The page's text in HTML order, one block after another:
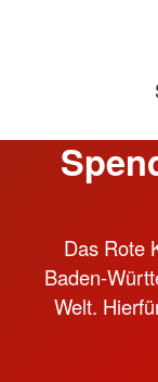
Das Rote
Baden-
Welt.